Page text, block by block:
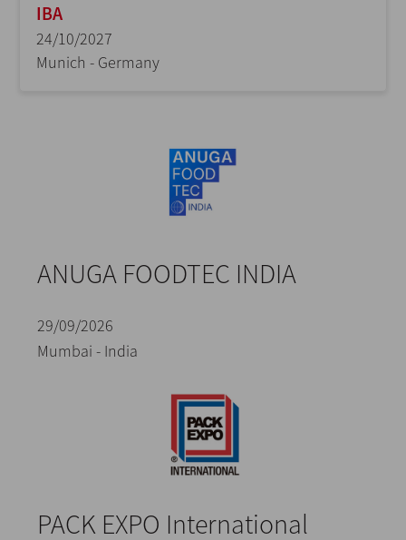
IBA
24/10/2027
Munich - Germany
ANUGA FOODTEC INDIA
29/09/2026
Mumbai - India
PACK EXPO International